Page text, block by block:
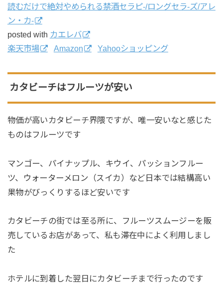
読むだけで絶対やめられる禁酒セラピ-/ロングセラ-ズ/アレ
ン・カ-
posted with カエレバ
楽天市場
Amazon Yahooショッピング
カタビーチはフルーツが安い
物価が高いカタビーチ界隈ですが、唯一安いなと感じた
ものはフルーツです
マンゴー、パイナップル、キウイ、パッションフルー
ツ、ウォーターメロン（スイカ）など日本では結構高い
果物がびっくりするほど安いです
カタビーチの街では至る所に、フルーツスムージーを販
売しているお店があって、私も滞在中によく利用しまし
た
ホテルに到着した翌日にカタビーチまで行ったのです